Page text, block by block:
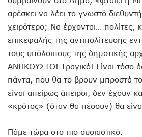
αρέσκει να λέει το γνωστό
χειρότερο; Να έρχονται… πολίτες,
επικεφαλής της αντιπολίτευσης
τους υπόλοιπους της δημοτικής
ΑΝΗΚΟΥΣΤΟ! Τραγικό! Είναι τόσο
πάντα, που θα το βρουν μπροστά
είναι απείρως άπειροι, δεν έχουν
«κρότος» (όταν θα πέσουν) θα
Πάμε τώρα στο πιο ουσιαστικό.